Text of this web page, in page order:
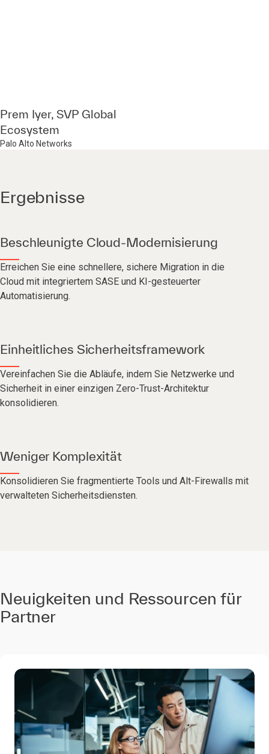
Prem Iyer, SVP Global
Ecosystem
Palo Alto Networks
Ergebnisse
Beschleunigte Cloud-Modernisierung
Erreichen Sie eine schnellere, sichere Migration in die
Cloud mit integriertem SASE und KI-gesteuerter
Automatisierung.
Einheitliches Sicherheitsframework
Vereinfachen Sie die Abläufe, indem Sie Netzwerke und
Sicherheit in einer einzigen Zero-Trust-Architektur
konsolidieren.
Weniger Komplexität
Konsolidieren Sie fragmentierte Tools und Alt-Firewalls mit
verwalteten Sicherheitsdiensten.
Neuigkeiten und Ressourcen für
Partner